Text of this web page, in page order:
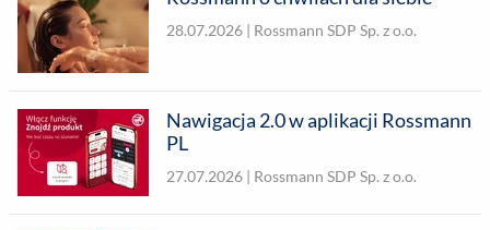
28.07.2026 | Rossmann SDP Sp. z o.o.
Nawigacja 2.0 w aplikacji Rossmann
PL
27.07.2026 | Rossmann SDP Sp. z o.o.